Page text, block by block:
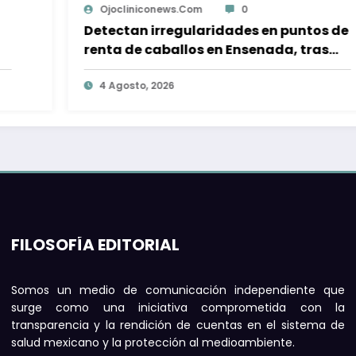
Uriel Saucedo 0
Realizan mesa de trabajo para
saneamiento del río Tijuana; sin fecha
para primeras acciones
4 Agosto, 2026
FILOSOFÍA EDITORIAL
Somos un medio de comunicación independiente que
surge como una iniciativa comprometida con la
transparencia y la rendición de cuentas en el sistema de
salud mexicano y la protección al medioambiente.